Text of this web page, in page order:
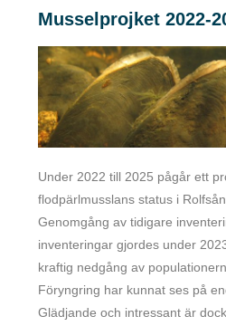
Musselprojket 2022-
Under 2022 till 2025 pågår ett
flodpärlmusslans status i
Genomgång av tidigare
inventeringar gjordes under
kraftig nedgång av
Föryngring har kunnat ses på
Glädjande och intressant är